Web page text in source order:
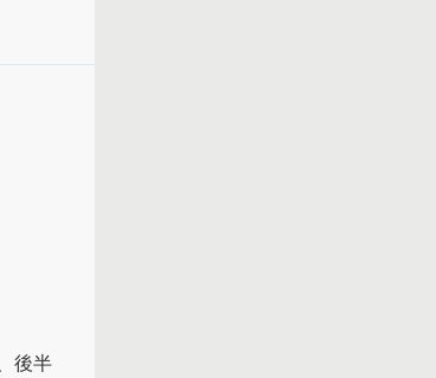
後半